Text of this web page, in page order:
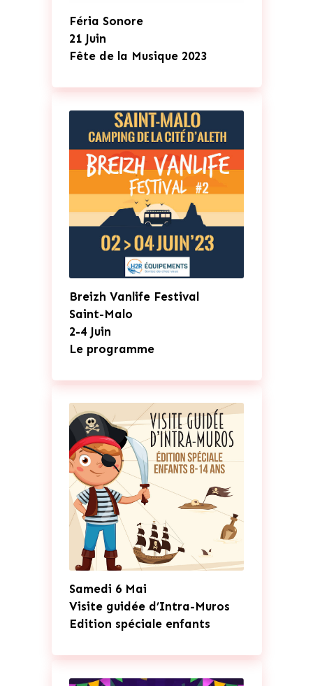
Féria Sonore
21 Juin
Fête de la Musique 2023
Breizh Vanlife Festival
Saint-Malo
2-4 Juin
Le programme
Samedi 6 Mai
Visite guidée d’Intra-Muros
Edition spéciale enfants